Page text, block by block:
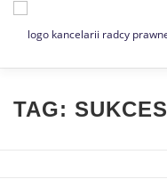
Strona główna
TAG: SUKCES